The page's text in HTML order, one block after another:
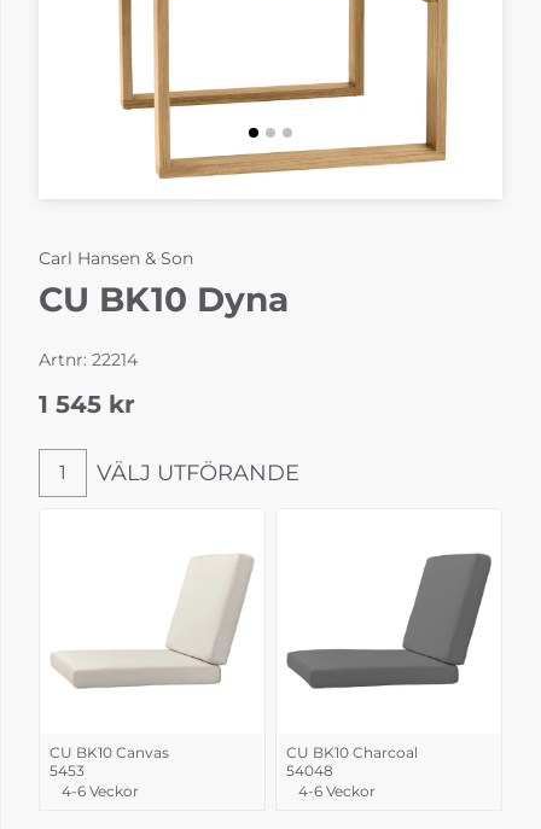
Carl Hansen & Son
CU BK10 Dyna
Artnr: 22214
1 545 kr
Välj utförande
1 VÄLJ UTFÖRANDE
CU BK10 Canvas
5453
4-6 Veckor
CU BK10 Charcoal
54048
4-6 Veckor